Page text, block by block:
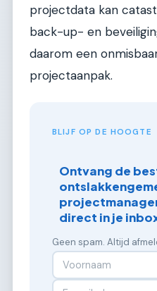
projectdata kan
back-up- en
daarom een
projectaanpak.
BLIJF OP DE HOOGTE
Ontvang de
direct in je
Geen spam. Altijd